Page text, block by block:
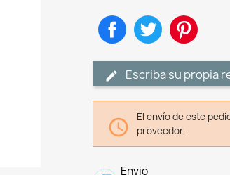
CompartirTuitear
Escriba su propia

El envío de este
proveedor.
Envio